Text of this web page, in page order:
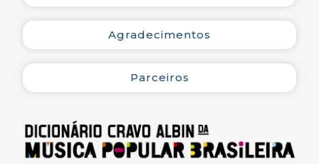
Agradecimentos
Parceiros